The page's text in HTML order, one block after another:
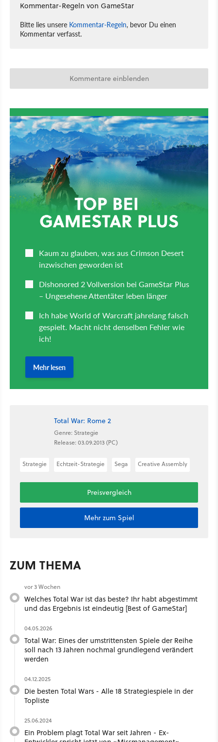
Kommentar-Regeln von GameStar
Bitte lies unsere Kommentar-Regeln, bevor Du einen
Kommentar verfasst.
Kommentare einblenden
Total War: Rome 2
Genre: Strategie
Release: 03.09.2013 (PC)
Strategie Echtzeit-Strategie Sega Creative Assembly
Preisvergleich
Mehr zum Spiel
ZUM THEMA
vor 3 Wochen
Welches Total War ist das beste? Ihr habt abgestimmt
und das Ergebnis ist eindeutig [Best of GameStar]
04.05.2026
Total War: Eines der umstrittensten Spiele der Reihe
soll nach 13 Jahren nochmal grundlegend verändert
werden
04.12.2025
Die besten Total Wars - Alle 18 Strategiespiele in der
Topliste
25.06.2024
Ein Problem plagt Total War seit Jahren - Ex-